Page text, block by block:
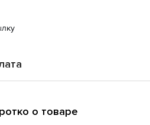
о товаре